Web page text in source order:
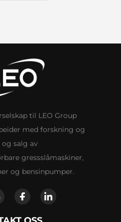
til LEO Group
med forskning og
salg av
gressslåmaskiner,
og bensinpumper.